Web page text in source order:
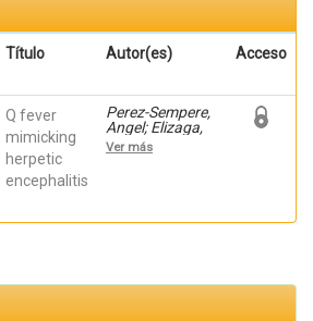
Título Autor(es) Acceso
Q fever
mimicking
herpetic
encephalitis
Perez-Sempere,
Angel; Elizaga,
J.; Duarte, J.;
Moreno, J.;
Ver más